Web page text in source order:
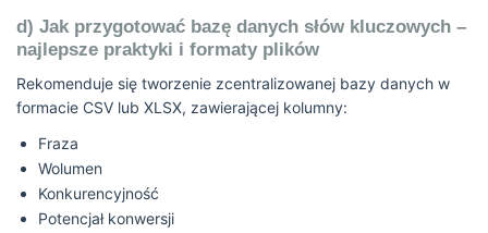
d) Jak przygotować bazę danych słów kluczowych –
najlepsze praktyki i formaty plików
Rekomenduje się tworzenie zcentralizowanej bazy danych w
formacie CSV lub XLSX, zawierającej kolumny:
Fraza
Wolumen
Konkurencyjność
Potencjał konwersji